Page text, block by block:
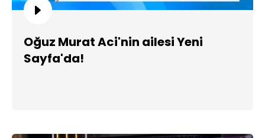
Oğuz Murat Aci'nin ailesi Yeni
Sayfa'da!